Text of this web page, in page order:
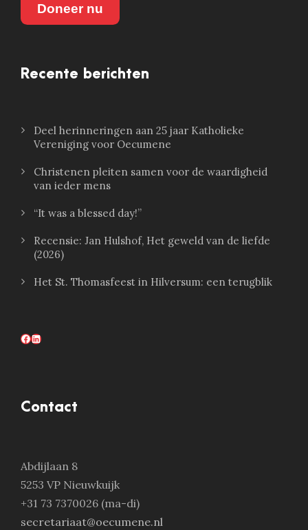
Doneer nu
Recente berichten
Deel herinneringen aan 25 jaar Katholieke
Vereniging voor Oecumene
Christenen pleiten samen voor de waardigheid
van ieder mens
“It was a blessed day!”
Recensie: Jan Hulshof, Het geweld van de liefde
(2026)
Het St. Thomasfeest in Hilversum: een terugblik
Facebook LinkedIn
Contact
Abdijlaan 8
5253 VP Nieuwkuijk
+31 73 7370026 (ma-di)
secretariaat@oecumene.nl